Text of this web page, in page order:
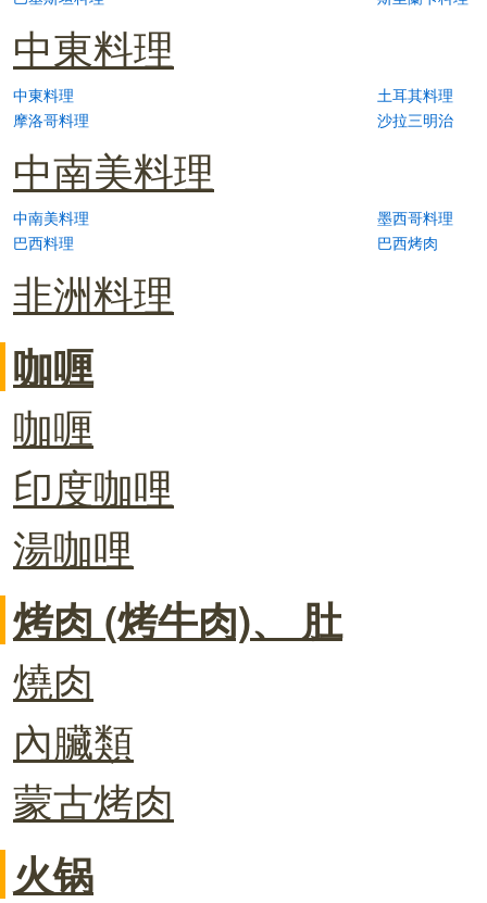
中東料理
中東料理
土耳其料理
摩洛哥料理
沙拉三明治
中南美料理
中南美料理
墨西哥料理
巴西料理
巴西烤肉
非洲料理
咖喱
咖喱
印度咖哩
湯咖哩
烤肉 (烤牛肉)、 肚
燒肉
內臟類
蒙古烤肉
火锅